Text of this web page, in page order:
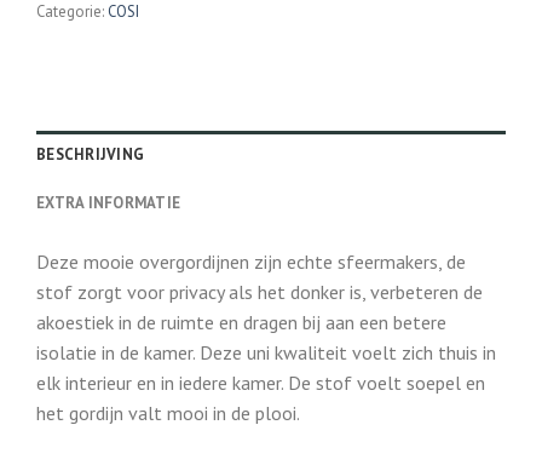
Categorie: COSI
BESCHRIJVING
EXTRA INFORMATIE
Deze mooie overgordijnen zijn echte sfeermakers, de
stof zorgt voor privacy als het donker is, verbeteren de
akoestiek in de ruimte en dragen bij aan een betere
isolatie in de kamer. Deze uni kwaliteit voelt zich thuis in
elk interieur en in iedere kamer. De stof voelt soepel en
het gordijn valt mooi in de plooi.